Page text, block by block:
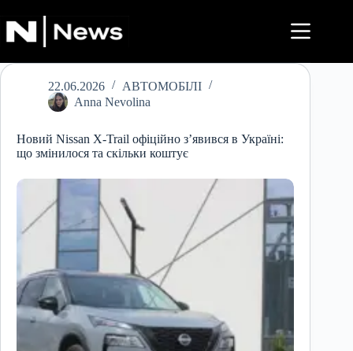
до
вмісту
22.06.2026
АВТОМОБІЛІ
Anna Nevolina
Новий Nissan X-Trail офіційно з’явився в Україні:
що змінилося та скільки коштує